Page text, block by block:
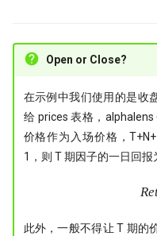
21天驯化AI打工仔
2026十大量化技术
AI tools
Numpy Pandas
Open or Close?
在示例中我们使用的是收
给 prices 表格，
价格作为入场价格，
1，则 T 期因子的一日回报
Re
此外，一般不得让 T 期的